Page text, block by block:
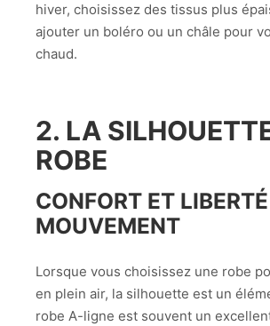
hiver, choisissez des tissus plus
ajouter un boléro ou un châle pour
chaud.
2. LA
ROBE
CONFORT ET
MOUVEMENT
Lorsque vous choisissez une robe
en plein air, la silhouette est un
robe A-ligne est souvent un